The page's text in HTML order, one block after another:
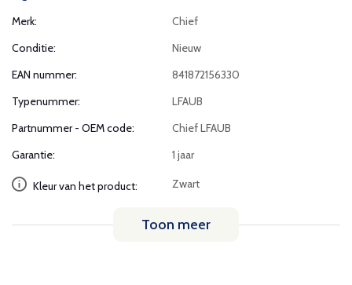
Merk:
Chief
Conditie:
Nieuw
EAN nummer:
841872156330
Typenummer:
LFAUB
Partnummer - OEM code:
Chief LFAUB
Garantie:
1 jaar
Kleur van het product: Zwart
Toon meer